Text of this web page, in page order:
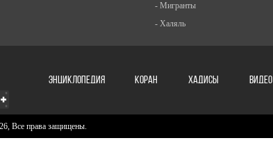
- Мигранты
- Халяль
ЭНЦИКЛОПЕДИЯ КОРАН ХАДИСЫ ВИДЕО
Все права защищены.